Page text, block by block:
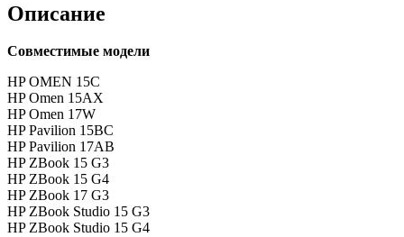
Описание
Совместимые модели
HP OMEN 15C
HP Omen 15AX
HP Omen 17W
HP Pavilion 15BC
HP Pavilion 17AB
HP ZBook 15 G3
HP ZBook 15 G4
HP ZBook 17 G3
HP ZBook Studio 15 G3
HP ZBook Studio 15 G4